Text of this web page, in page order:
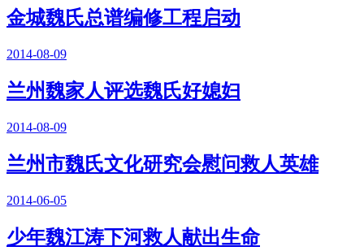
金城魏氏总谱编修工程启动
2014-08-09
兰州魏家人评选魏氏好媳妇
2014-08-09
兰州市魏氏文化研究会慰问救人英雄
2014-06-05
少年魏江涛下河救人献出生命